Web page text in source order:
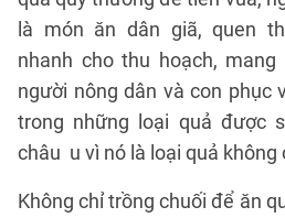
là món ăn dân giã, quen
nhanh cho thu hoạch,
người nông dân và con phục
trong những loại quả được
châu u vì nó là loại quả không
Không chỉ trồng chuối để ăn